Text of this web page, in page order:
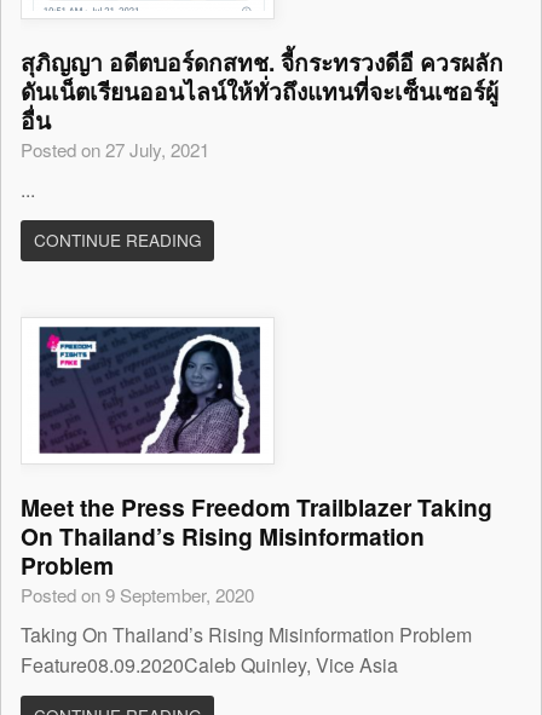
สุภิญญา อดีตบอร์ดกสทช. จี้กระทรวงดีอี ควรผลัก
ดันเน็ตเรียนออนไลน์ให้ทั่วถึงแทนที่จะเซ็นเซอร์ผู้
อื่น
Posted on 27 July, 2021
...
CONTINUE READING
Meet the Press Freedom Trailblazer Taking
On Thailand’s Rising Misinformation
Problem
Posted on 9 September, 2020
Taking On Thailand’s Rising Misinformation Problem
Feature08.09.2020Caleb Quinley, Vice Asia